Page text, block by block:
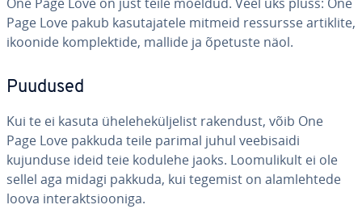
Page Love pakub ka­su­ta­ja­tele mitmeid ressursse artiklite,
ikoonide komp­lek­tide, mallide ja õpetuste näol.
Puudused
Kui te ei kasuta ühe­le­he­kül­je­list rakendust, võib One
Page Love pakkuda teile parimal juhul vee­bi­saidi
kujunduse ideid teie kodulehe jaoks. Loo­mu­li­kult ei ole
sellel aga midagi pakkuda, kui tegemist on alam­leh­tede
loova in­te­rakt­sioo­niga.